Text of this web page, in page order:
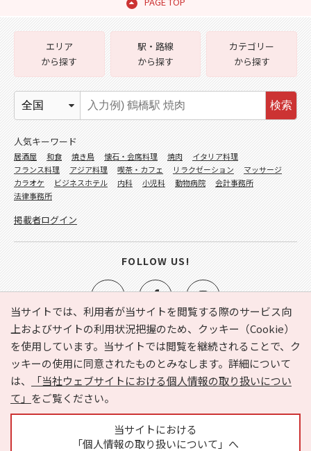
当サイトでは、利用者が当サイトを閲覧する際のサービス向
上およびサイトの利用状況把握のため、クッキー（Cookie）
を使用しています。当サイトでは閲覧を継続されることで、ク
ッキーの使用に同意されたものとみなします。詳細について
は、
「当社ウェブサイトにおける個人情報の取り扱いについ
て」 をご覧ください。
当サイトにおける
「個人情報の取り扱いについて」へ
e-NAVITA（イーナビタ）とは？ お気に入り
ヘルプ
利用規約
個人情報の取り扱いについて
運営会社
サイトマップ
広告掲載に関するお問い合わせ
エリア
から探す
駅・路線
から探す
カテゴリー
から探す
検索
人気キーワード
居酒屋 和食 焼き鳥 懐石・会席料理 焼肉
イタリア料理
フランス料理
アジア料理 喫茶・カフェ リラクゼーション
マッサージ
カラオケ
ビジネスホテル 内科 小児科 動物病院
会計事務所
法律事務所
掲載者ログイン
FOLLOW US!